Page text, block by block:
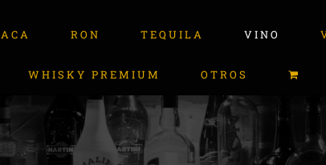
RON TEQUILA VINO
WHISKY PREMIUM OTROS